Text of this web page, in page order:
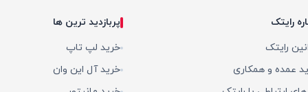
رایتک
رایتک
عمده و همکاری
پربازدید ترین ها
خرید لپ تاپ
خرید آل این وان